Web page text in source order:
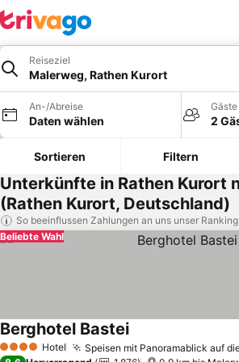
Reiseziel
Malerweg, Rathen Kurort
An-/Abreise
Daten wählen 2
Sortieren Filtern
Unterkünfte in Rathen Kurort
(Rathen Kurort, Deutschland)
So beeinflussen Zahlungen an uns unser Ranking
Beliebte Wahl
4 Sterne Hotel Speisen mit Panoramablick auf
Berghotel BasteiPreise sehen